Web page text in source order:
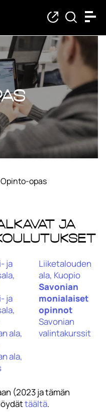
Opinto-opas
ja
ja
ja
ala,
ala,
Liiketalouden
ala, Kuopio
Savonian
monialaiset
opinnot
Savonian
valintakurssit
(2023 ja tämän
täältä.